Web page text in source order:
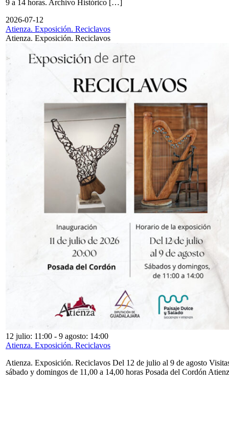
9 a 14 horas. Archivo Histórico […]
2026-07-12
Atienza. Exposición. Reciclavos
Atienza. Exposición. Reciclavos
12 julio: 11:00 - 9 agosto: 14:00
Atienza. Exposición. Reciclavos
Atienza. Exposición. Reciclavos Del 12 de julio al 9 de agosto
sábado y domingos de 11,00 a 14,00 horas Posada del Cordón